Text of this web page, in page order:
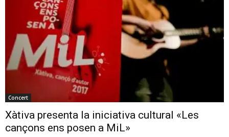
Concert
Xàtiva presenta la iniciativa cultural «Les
cançons ens posen a MiL»